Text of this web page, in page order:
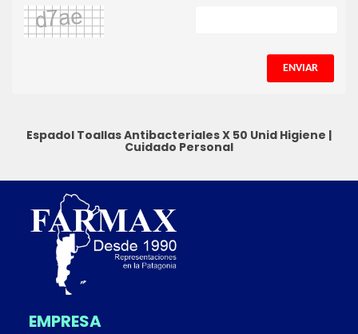
ENVIAR
Espadol Toallas Antibacteriales X 50 Unid Higiene |
Cuidado Personal
EMPRESA